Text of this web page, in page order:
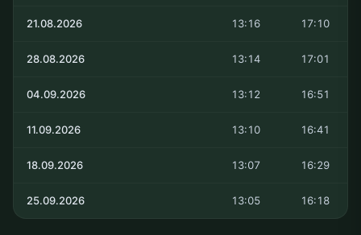
21.08.2026 13:16 17:10
28.08.2026 13:14 17:01
04.09.2026 13:12 16:51
11.09.2026 13:10 16:41
18.09.2026 13:07 16:29
25.09.2026 13:05 16:18